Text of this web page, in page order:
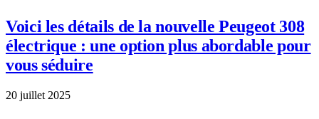
Voici les détails de la nouvelle Peugeot 308
électrique : une option plus abordable pour
vous séduire
20 juillet 2025